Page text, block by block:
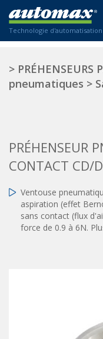
Technologie
Actionneurs
Actionneurs
Amortisseurs
Régulateurs
Nous
> PRÉHENSEURS
pneumatiques >
PRÉHENSEUR
CONTACT CD/
Ventouse
aspiration (effet
sans contact (flux
force de 0.9 à 6N.